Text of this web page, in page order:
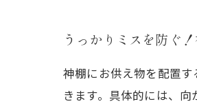
うっかりミスを防ぐ
神棚にお供え物を配置
きます。具体的には、